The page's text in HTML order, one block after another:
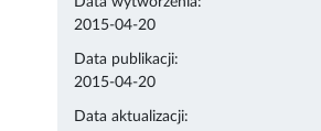
2015-04-20
Data publikacji:
2015-04-20
Data aktualizacji: